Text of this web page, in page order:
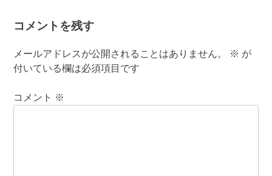
コメントを残す
メールアドレスが公開されることはありません。 ※ が
付いている欄は必須項目です
コメント ※